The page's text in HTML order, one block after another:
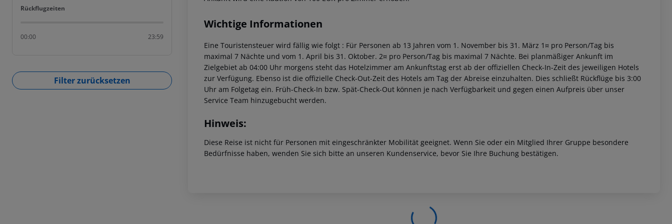
Rückflugzeiten
Rückflugzeiten
00:00 23:59
Filter zurücksetzen
Wichtige Informationen
Eine Touristensteuer wird fällig wie folgt : Für Personen ab 13 Jahren vom 1. November bis 31. März 1¤ pro Person/Tag bis
maximal 7 Nächte und vom 1. April bis 31. Oktober. 2¤ pro Person/Tag bis maximal 7 Nächte. Bei planmäßiger Ankunft im
Zielgebiet ab 04:00 Uhr morgens steht das Hotelzimmer am Ankunftstag erst ab der offiziellen Check-In-Zeit des jeweiligen Hotels
zur Verfügung. Ebenso ist die offizielle Check-Out-Zeit des Hotels am Tag der Abreise einzuhalten. Dies schließt Rückflüge bis 3:00
Uhr am Folgetag ein. Früh-Check-In bzw. Spät-Check-Out können je nach Verfügbarkeit und gegen einen Aufpreis über unser
Service Team hinzugebucht werden.
Hinweis:
Diese Reise ist nicht für Personen mit eingeschränkter Mobilität geeignet. Wenn Sie oder ein Mitglied Ihrer Gruppe besondere
Bedürfnisse haben, wenden Sie sich bitte an unseren Kundenservice, bevor Sie Ihre Buchung bestätigen.